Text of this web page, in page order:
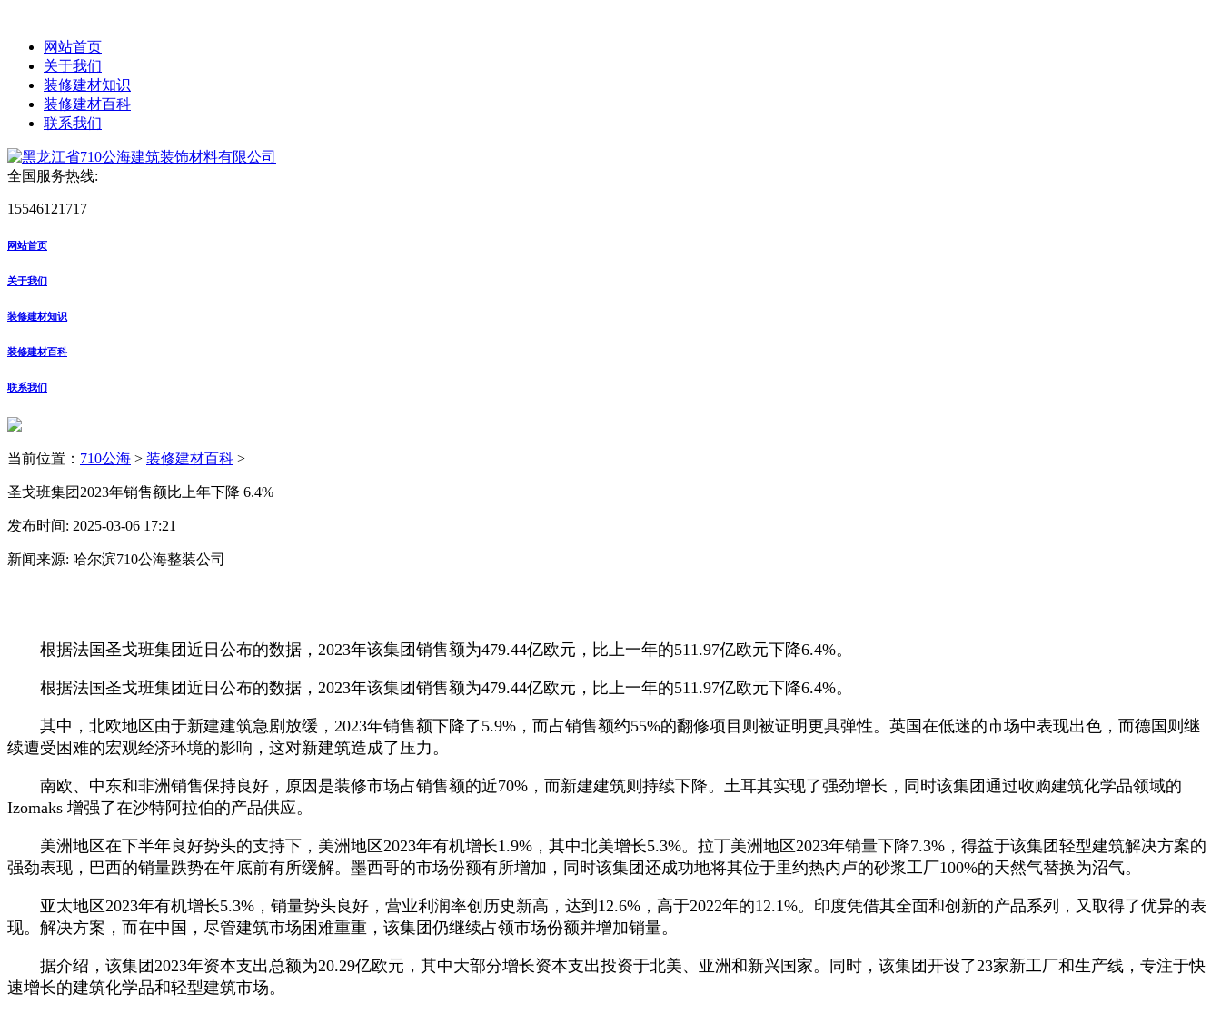
网站首页
关于我们
装修建材知识
装修建材百科
联系我们
全国服务热线:
15546121717
网站首页
关于我们
装修建材知识
装修建材百科
联系我们
当前位置： 710公海 > 装修建材百科 >
圣戈班集团2023年销售额比上年下降 6.4%
发布时间: 2025-03-06 17:21
新闻来源: 哈尔滨710公海整装公司
根据法国圣戈班集团近日公布的数据，2023年该集团销售额为479.44亿欧元，比上一年的511.97亿欧元下降6.4%。
根据法国圣戈班集团近日公布的数据，2023年该集团销售额为479.44亿欧元，比上一年的511.97亿欧元下降6.4%。
其中，北欧地区由于新建建筑急剧放缓，2023年销售额下降了5.9%，而占销售额约55%的翻修项目则被证明更具弹性。英国在低迷的市场中表现出色，而德国则继
续遭受困难的宏观经济环境的影响，这对新建筑造成了压力。
南欧、中东和非洲销售保持良好，原因是装修市场占销售额的近70%，而新建建筑则持续下降。土耳其实现了强劲增长，同时该集团通过收购建筑化学品领域的
Izomaks 增强了在沙特阿拉伯的产品供应。
美洲地区在下半年良好势头的支持下，美洲地区2023年有机增长1.9%，其中北美增长5.3%。拉丁美洲地区2023年销量下降7.3%，得益于该集团轻型建筑解决方案的
强劲表现，巴西的销量跌势在年底前有所缓解。墨西哥的市场份额有所增加，同时该集团还成功地将其位于里约热内卢的砂浆工厂100%的天然气替换为沼气。
亚太地区2023年有机增长5.3%，销量势头良好，营业利润率创历史新高，达到12.6%，高于2022年的12.1%。印度凭借其全面和创新的产品系列，又取得了优异的表
现。解决方案，而在中国，尽管建筑市场困难重重，该集团仍继续占领市场份额并增加销量。
据介绍，该集团2023年资本支出总额为20.29亿欧元，其中大部分增长资本支出投资于北美、亚洲和新兴国家。同时，该集团开设了23家新工厂和生产线，专注于快
速增长的建筑化学品和轻型建筑市场。